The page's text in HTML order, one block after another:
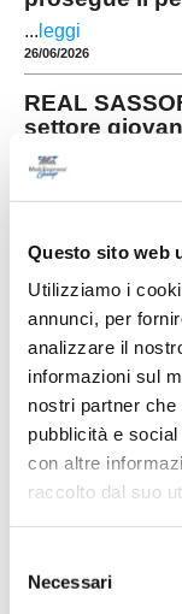
Questo sito web
Utilizziamo i
annunci, per
analizzare il
informazioni sul
nostri partner
pubblicità e
con altre
raccolto dal suo
delNecessari
... leggi
26/06/2026
REAL
settore
Bertarelli
Nella foto: Mauro
Maximiliano
volta pagina e
guida tecnica per la
La società ha deciso di
FABRIANO